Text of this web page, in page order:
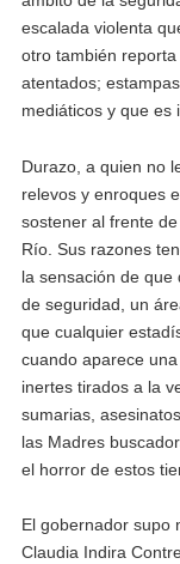
escalada violenta
otro también
atentados;
mediáticos y que es
Durazo, a quien no
relevos y enroques
sostener al frente
Río. Sus razones
la sensación de
de seguridad, un
que cualquier
cuando aparece
inertes tirados a la
sumarias,
las Madres
el horror de estos
El gobernador supo
Claudia Indira